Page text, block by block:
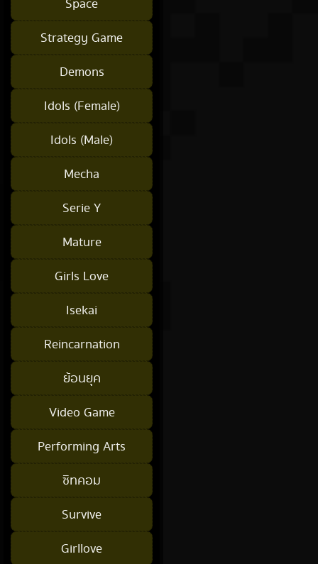
Space
Strategy Game
Demons
Idols (Female)
Idols (Male)
Mecha
Serie Y
Mature
Girls Love
Isekai
Reincarnation
ย้อนยุค
Video Game
Performing Arts
ซิทคอม
Survive
Girllove